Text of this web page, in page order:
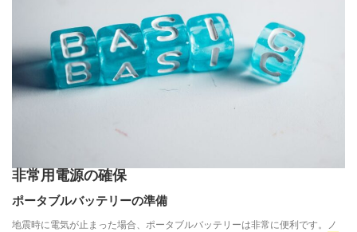
非常用電源の確保
ポータブルバッテリーの準備
地震時に電気が止まった場合、ポータブルバッテリーは非常に便利です。ノ